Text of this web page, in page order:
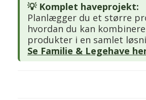
💡 Komplet haveprojekt:
Planlægger du et større
hvordan du kan
produkter i en samlet
Se Familie & Legehave